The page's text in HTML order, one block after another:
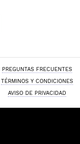
PREGUNTAS FRECUENTES
TÉRMINOS Y CONDICIONES
AVISO DE PRIVACIDAD